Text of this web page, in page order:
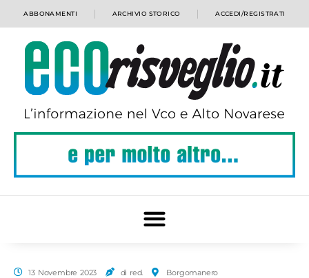
ABBONAMENTI ARCHIVIO STORICO ACCEDI/REGISTRATI
13 Novembre 2023 di red. Borgomanero